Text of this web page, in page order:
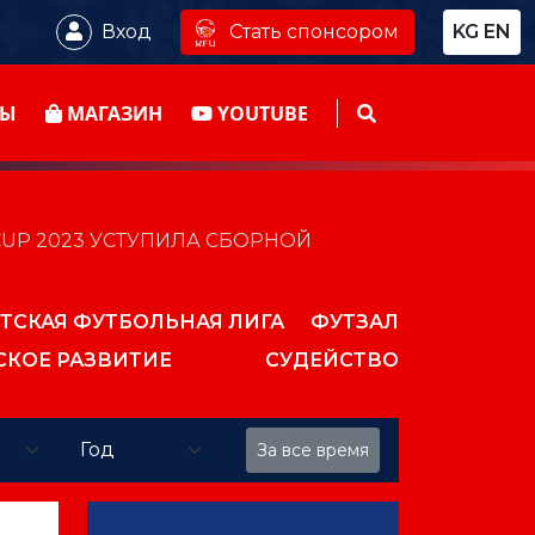
Вход Стать спонсором KG EN
МАГАЗИН YOUTUBE
2023 УСТУПИЛА СБОРНОЙ
ФУТБОЛЬНАЯ ЛИГА
ФУТЗАЛ
РАЗВИТИЕ
СУДЕЙСТВО
За все время